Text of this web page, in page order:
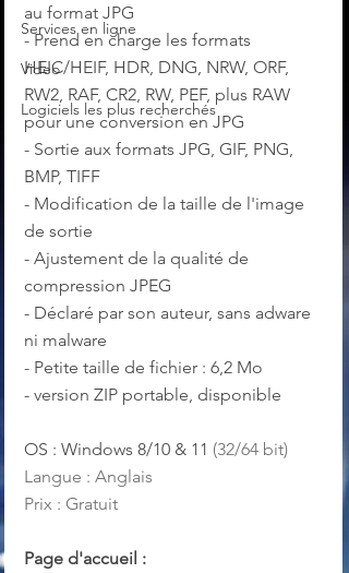
Services en ligne
Video
Logiciels les plus recherchés
au format JPG
- Prend en charge les formats
HEIC/HEIF, HDR, DNG, NRW, ORF,
RW2, RAF, CR2, RW, PEF, plus RAW
pour une conversion en JPG
- Sortie aux formats JPG, GIF, PNG,
BMP, TIFF
- Modification de la taille de l'image
de sortie
- Ajustement de la qualité de
compression JPEG
- Déclaré par son auteur, sans adware
ni malware
- Petite taille de fichier : 6,2 Mo
- version ZIP portable, disponible
OS : Windows 8/10 & 11 (32/64 bit)
Langue : Anglais
Prix : Gratuit
Page d'accueil :